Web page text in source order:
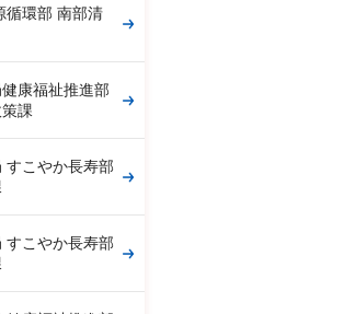
循環部 南部清
康福祉推進部
課
すこやか長寿部
すこやか長寿部